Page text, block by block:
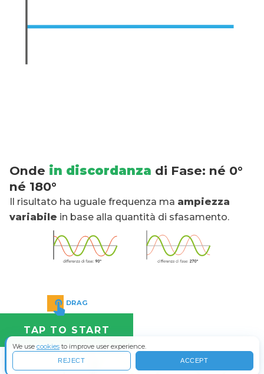
Onde in discordanza di Fase: né 0°
né 180°
Il risultato ha uguale frequenza ma ampiezza
variabile in base alla quantità di sfasamento.